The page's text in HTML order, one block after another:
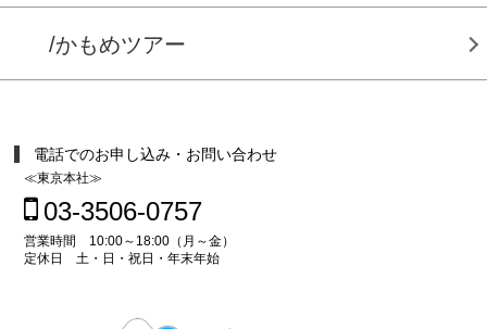
/かもめツアー
電話でのお申し込み・お問い合わせ
≪東京本社≫
03-3506-0757
営業時間 10:00～18:00（月～金）
定休日 土・日・祝日・年末年始